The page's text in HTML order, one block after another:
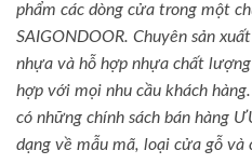
phẩm các dòng cửa trong một
SAIGONDOOR. Chuyên sản
nhựa và hỗ hợp nhựa chất
hợp với mọi nhu cầu khách
có những chính sách bán hàng
dạng về mẫu mã, loại cửa gỗ và